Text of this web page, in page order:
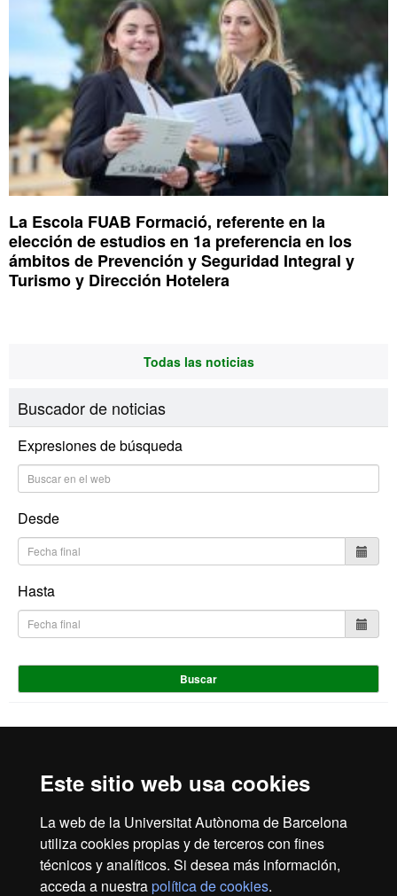
Este sitio web usa cookies
La web de la Universitat Autònoma de Barcelona
utiliza cookies propias y de terceros con fines
técnicos y analíticos. Si desea más información,
acceda a nuestrapolítica de cookies.
La Escola FUAB Formació, referente en la
elección de estudios en 1a preferencia en los
ámbitos de Prevención y Seguridad Integral y
Turismo y Dirección Hotelera
Todas las noticias
Buscador de noticias
Expresiones de búsqueda
Desde
Hasta
Buscar
Canal interno de información Protección de datos
Sobre la web
Fundació UAB | Universitat Autònoma de Barcelona
La Fundació Universitat Autònoma de Barcelona es una